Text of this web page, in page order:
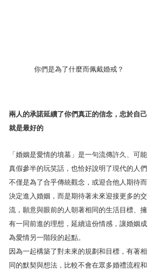
你們是為了什麼而佩戴婚戒？
兩人的承諾延續了你們真正的信念，忠於自己
就是最好的
「婚姻是愛情的墳墓」是一句流傳許久、可能
真假參半的玩笑話，也恰好說明了現代的人們
不僅是為了合乎傳統觀念，或迎合他人期待而
決定進入婚姻，而是期待著未來迎接更多的交
流，願意與眼前的人朝著相同的生活目標、擁
有一同前進的理想，延續這份情感，讓婚姻成
為愛情另一階段的起點。
因為一起構築了對未來的規劃和目標，有著相
同的默契與想法，比較不會在眾多婚禮流程和